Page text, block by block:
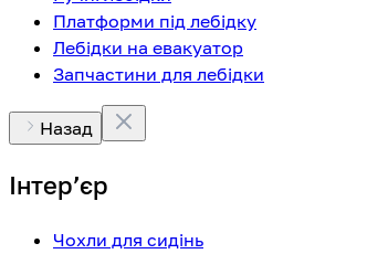
Платформи під лебідку
Лебідки на евакуатор
Запчастини для лебідки
Назад
Інтерʼєр
Чохли для сидінь